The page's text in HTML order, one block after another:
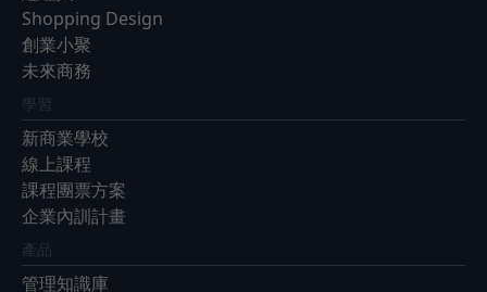
Shopping Design
創業小聚
未來商務
學習
新商業學校
線上課程
課程團票方案
企業內訓計畫
產品
管理知識庫